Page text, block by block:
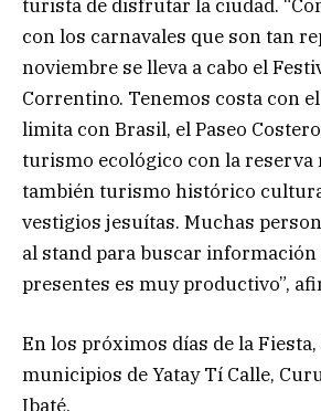
turista de disfrutar la ciudad.
con los carnavales que son tan
noviembre se lleva a cabo el
Correntino. Tenemos costa con
limita con Brasil, el Paseo
turismo ecológico con la reserva
también turismo histórico
vestigios jesuítas. Muchas
al stand para buscar
presentes es muy productivo”,
En los próximos días de la
municipios de Yatay Tí Calle,
Ibaté.